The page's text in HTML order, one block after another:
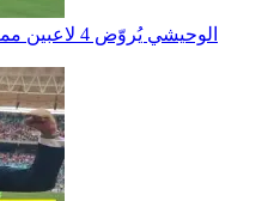
الوحيشي يُروّض 4 لاعبين ممتازين من الدوري التونسي